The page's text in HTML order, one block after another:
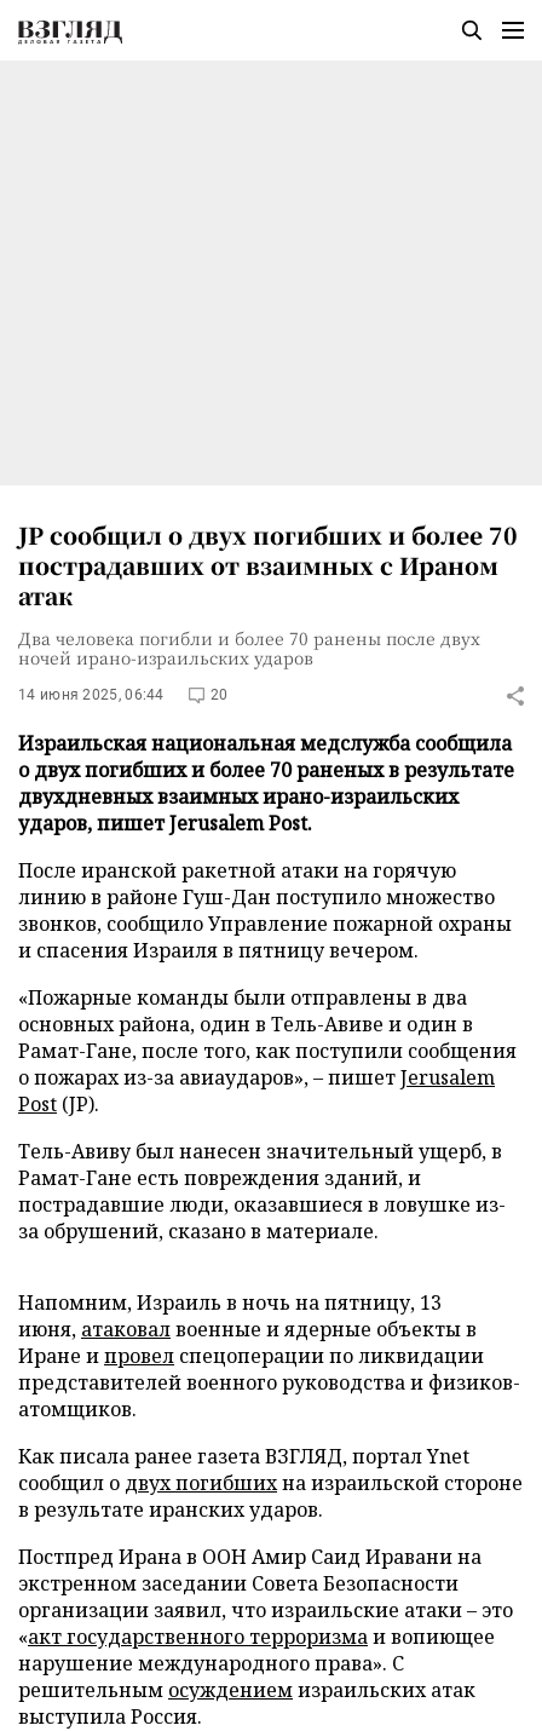
JP сообщил о двух погибших и более 70
пострадавших от взаимных с Ираном
атак
Два человека погибли и более 70 ранены после двух
ночей ирано-израильских ударов
14 июня 2025, 06:44 20
Израильская национальная медслужба сообщила
о двух погибших и более 70 раненых в результате
двухдневных взаимных ирано-израильских
ударов, пишет Jerusalem Post.
После иранской ракетной атаки на горячую
линию в районе Гуш-Дан поступило множество
звонков, сообщило Управление пожарной охраны
и спасения Израиля в пятницу вечером.
«Пожарные команды были отправлены в два
основных района, один в Тель-Авиве и один в
Рамат-Гане, после того, как поступили сообщения
о пожарах из-за авиаударов», – пишетJerusalem
Post (JP).
Тель-Авиву был нанесен значительный ущерб, в
Рамат-Гане есть повреждения зданий, и
пострадавшие люди, оказавшиеся в ловушке из-
за обрушений, сказано в материале.
Напомним, Израиль в ночь на пятницу, 13
июня, атаковалвоенные и ядерные объекты в
Иране ипровел спецоперации по ликвидации
представителей военного руководства и физиков-
атомщиков.
Как писала ранее газета ВЗГЛЯД, портал Ynet
сообщил о двух погибшихна израильской стороне
в результате иранских ударов.
Постпред Ирана в ООН Амир Саид Иравани на
экстренном заседании Совета Безопасности
организации заявил, что израильские атаки – это
«акт государственного терроризмаи вопиющее
нарушение международного права». С
решительным осуждениемизраильских атак
выступила Россия.